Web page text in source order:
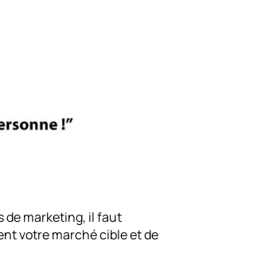
de marketing, il faut
votre marché cible et de